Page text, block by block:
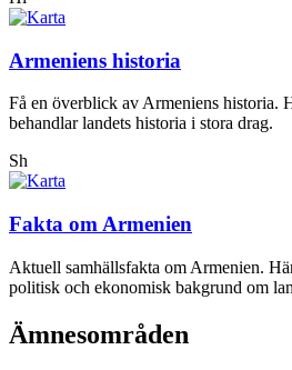
Armeniens historia
Få en överblick av Armeniens historia.
behandlar landets historia i stora drag.
Sh
Fakta om Armenien
Aktuell samhällsfakta om Armenien.
politisk och ekonomisk bakgrund om
Ämnesområden